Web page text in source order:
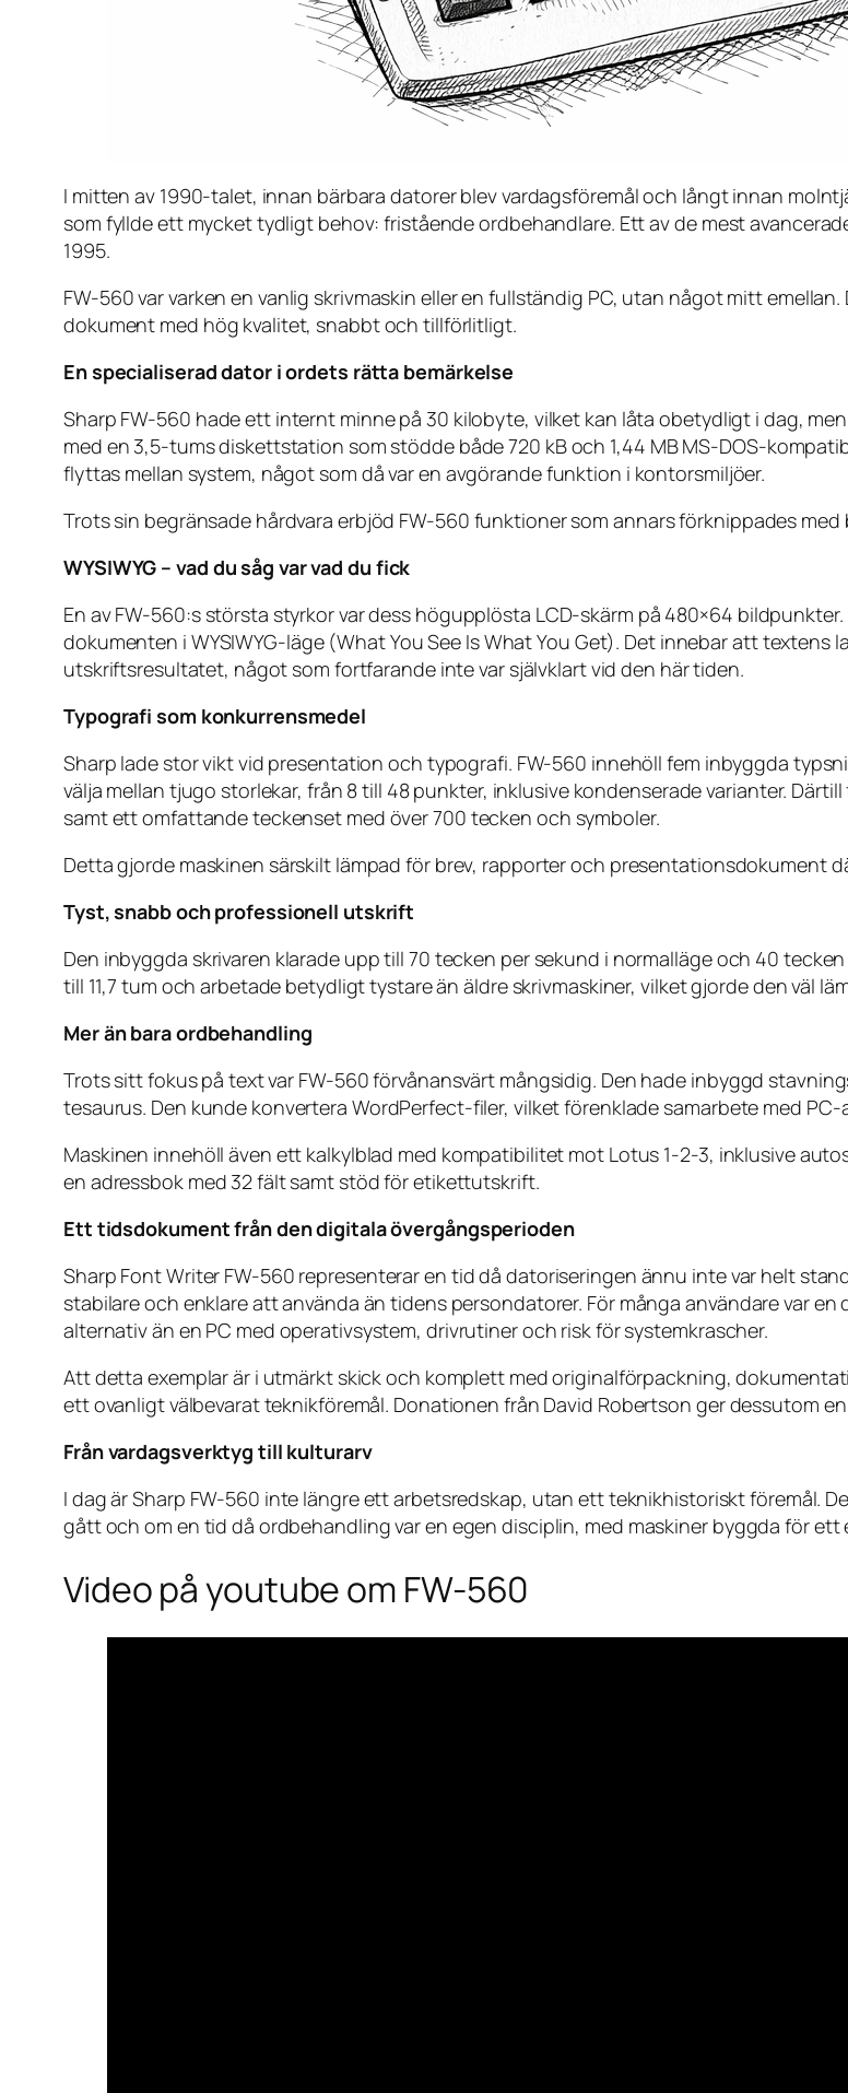
I mitten av 1990-talet, innan bärbara datorer blev vardagsföremål och långt innan
som fyllde ett mycket tydligt behov: fristående ordbehandlare. Ett av de mest
1995.
FW-560 var varken en vanlig skrivmaskin eller en fullständig PC, utan något mitt
dokument med hög kvalitet, snabbt och tillförlitligt.
En specialiserad dator i ordets rätta bemärkelse
Sharp FW-560 hade ett internt minne på 30 kilobyte, vilket kan låta obetydligt i dag,
med en 3,5-tums diskettstation som stödde både 720 kB och 1,44 MB MS-DOS-
flyttas mellan system, något som då var en avgörande funktion i kontorsmiljöer.
Trots sin begränsade hårdvara erbjöd FW-560 funktioner som annars förknippades
WYSIWYG – vad du såg var vad du fick
En av FW-560:s största styrkor var dess högupplösta LCD-skärm på 480×64
dokumenten i WYSIWYG-läge (What You See Is What You Get). Det innebar att
utskriftsresultatet, något som fortfarande inte var självklart vid den här tiden.
Typografi som konkurrensmedel
Sharp lade stor vikt vid presentation och typografi. FW-560 innehöll fem inbyggda
välja mellan tjugo storlekar, från 8 till 48 punkter, inklusive kondenserade varianter.
samt ett omfattande teckenset med över 700 tecken och symboler.
Detta gjorde maskinen särskilt lämpad för brev, rapporter och presentationsdokument
Tyst, snabb och professionell utskrift
Den inbyggda skrivaren klarade upp till 70 tecken per sekund i normalläge och 40
till 11,7 tum och arbetade betydligt tystare än äldre skrivmaskiner, vilket gjorde den väl
Mer än bara ordbehandling
Trots sitt fokus på text var FW-560 förvånansvärt mångsidig. Den hade inbyggd
tesaurus. Den kunde konvertera WordPerfect-filer, vilket förenklade samarbete med PC-
Maskinen innehöll även ett kalkylblad med kompatibilitet mot Lotus 1-2-3, inklusive
en adressbok med 32 fält samt stöd för etikettutskrift.
Ett tidsdokument från den digitala övergångsperioden
Sharp Font Writer FW-560 representerar en tid då datoriseringen ännu inte var helt
stabilare och enklare att använda än tidens persondatorer. För många användare var
alternativ än en PC med operativsystem, drivrutiner och risk för systemkrascher.
Att detta exemplar är i utmärkt skick och komplett med originalförpackning,
ett ovanligt välbevarat teknikföremål. Donationen från David Robertson ger dessutom
Från vardagsverktyg till kulturarv
I dag är Sharp FW-560 inte längre ett arbetsredskap, utan ett teknikhistoriskt föremål.
gått och om en tid då ordbehandling var en egen disciplin, med maskiner byggda för
Video på youtube om FW-560